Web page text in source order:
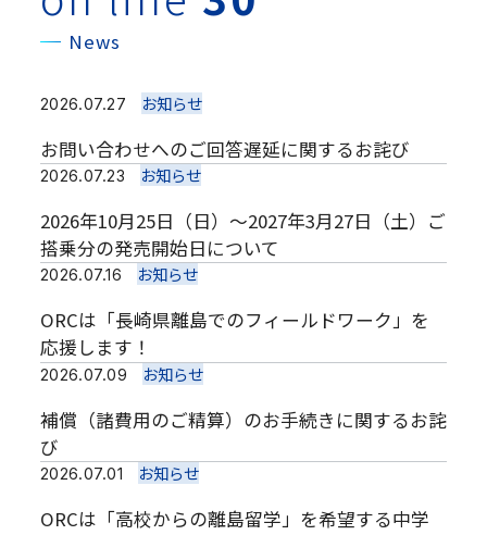
News
2026.07.27 お知らせ
お問い合わせへのご回答遅延に関するお詫び
2026.07.23 お知らせ
2026年10月25日（日）～2027年3月27日（土）ご
搭乗分の発売開始日について
2026.07.16 お知らせ
ORCは「長崎県離島でのフィールドワーク」を
応援します！
2026.07.09 お知らせ
補償（諸費用のご精算）のお手続きに関するお詫
び
2026.07.01 お知らせ
ORCは「高校からの離島留学」を希望する中学